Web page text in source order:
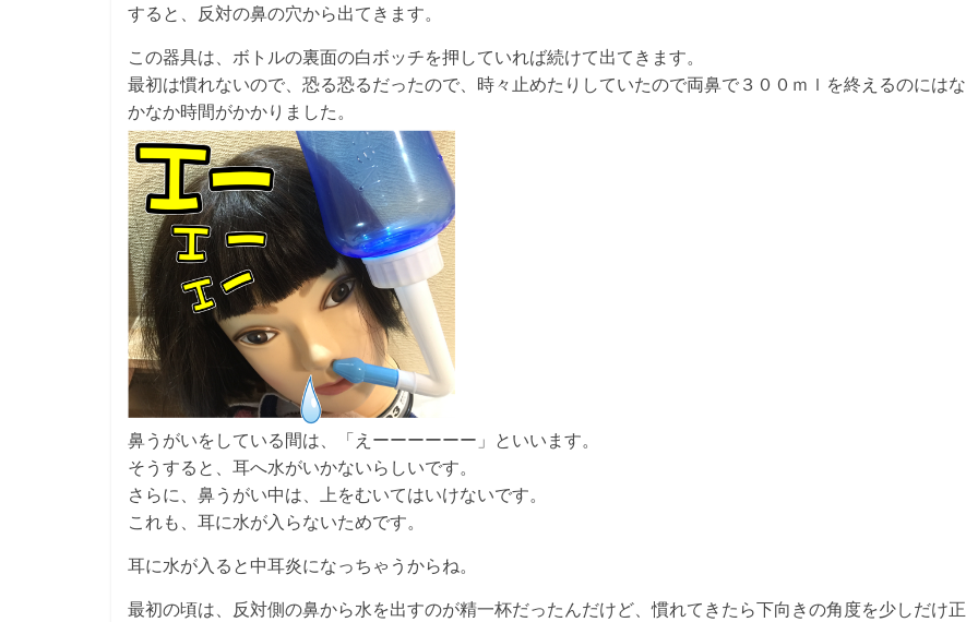
すると、反対の鼻の穴から出てきます。
この器具は、ボトルの裏面の白ボッチを押していれば続けて出てきます。
最初は慣れないので、恐る恐るだったので、時々止めたりしていたので両鼻で３００ｍｌを終えるのにはな
かなか時間がかかりました。
鼻うがいをしている間は、「えーーーーーー」といいます。
そうすると、耳へ水がいかないらしいです。
さらに、鼻うがい中は、上をむいてはいけないです。
これも、耳に水が入らないためです。
耳に水が入ると中耳炎になっちゃうからね。
最初の頃は、反対側の鼻から水を出すのが精一杯だったんだけど、慣れてきたら下向きの角度を少しだけ正